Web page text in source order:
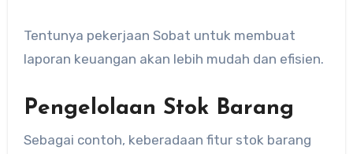
Tentunya pekerjaan Sobat untuk membuat
laporan keuangan akan lebih mudah dan efisien.
Pengelolaan Stok Barang
Sebagai contoh, keberadaan fitur stok barang